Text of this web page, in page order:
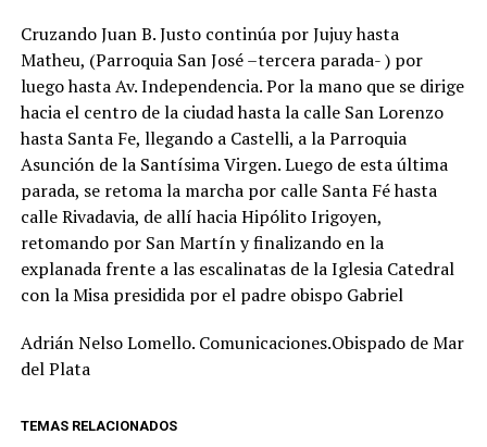
Cruzando Juan B. Justo continúa por Jujuy hasta
Matheu, (Parroquia San José –tercera parada- ) por
luego hasta Av. Independencia. Por la mano que se dirige
hacia el centro de la ciudad hasta la calle San Lorenzo
hasta Santa Fe, llegando a Castelli, a la Parroquia
Asunción de la Santísima Virgen. Luego de esta última
parada, se retoma la marcha por calle Santa Fé hasta
calle Rivadavia, de allí hacia Hipólito Irigoyen,
retomando por San Martín y finalizando en la
explanada frente a las escalinatas de la Iglesia Catedral
con la Misa presidida por el padre obispo Gabriel
Adrián Nelso Lomello. Comunicaciones.Obispado de Mar
del Plata
TEMAS RELACIONADOS